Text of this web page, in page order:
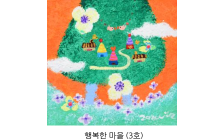
행복한 마을 (3호)